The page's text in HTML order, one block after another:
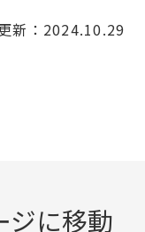
新：2024.10.29
ジに移動